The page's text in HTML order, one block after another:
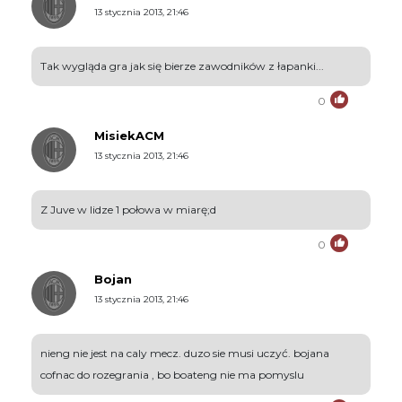
13 stycznia 2013, 21:46
Tak wygląda gra jak się bierze zawodników z łapanki...
0
MisiekACM
13 stycznia 2013, 21:46
Z Juve w lidze 1 połowa w miarę;d
0
Bojan
13 stycznia 2013, 21:46
nieng nie jest na caly mecz. duzo sie musi uczyć. bojana
cofnac do rozegrania , bo boateng nie ma pomyslu